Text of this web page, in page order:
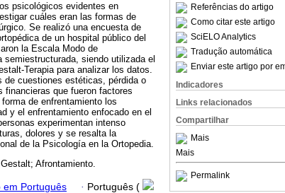
Referências do artigo
Como citar este artigo
SciELO Analytics
Tradução automática
Enviar este artigo por
Indicadores
Links relacionados
Compartilhar
Mais
Mais
Permalink
psicológicos evidentes en
cuáles eran las formas de
Se realizó una encuesta de
de un hospital público del
la Escala Modo de
siendo utilizada el
Terapia para analizar los datos.
de cuestiones estéticas, pérdida o
financieras que fueron factores
de enfrentamiento los
y el enfrentamiento enfocado en el
experimentan intenso
dolores y se resalta la
de la Psicología en la Ortopedia.
Afrontamiento.
em Português · Português (